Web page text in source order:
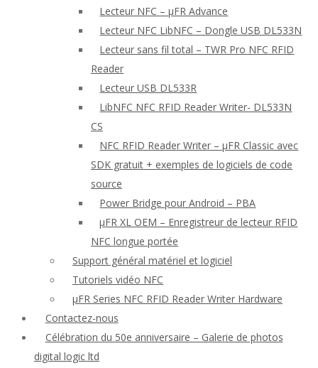
Lecteur NFC – μFR Advance
Lecteur NFC LibNFC – Dongle USB DL533N
Lecteur sans fil total – TWR Pro NFC RFID
Reader
Lecteur USB DL533R
LibNFC NFC RFID Reader Writer- DL533N
CS
NFC RFID Reader Writer – μFR Classic avec
SDK gratuit + exemples de logiciels de code
source
Power Bridge pour Android – PBA
μFR XL OEM – Enregistreur de lecteur RFID
NFC longue portée
Support général matériel et logiciel
Tutoriels vidéo NFC
μFR Series NFC RFID Reader Writer Hardware
Contactez-nous
Célébration du 50e anniversaire – Galerie de photos
digital logic ltd